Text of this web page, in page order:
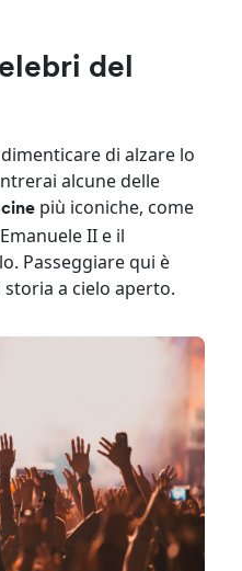
del
di alzare lo
alcune delle
più iconiche, come
II e il
Passeggiare qui è
a cielo aperto.